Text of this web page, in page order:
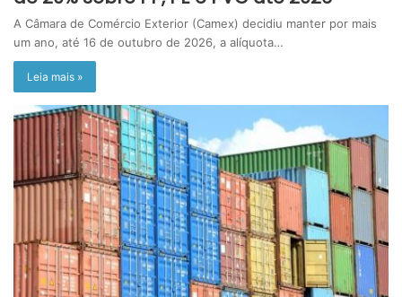
A Câmara de Comércio Exterior (Camex) decidiu manter por mais
um ano, até 16 de outubro de 2026, a alíquota…
Leia mais »